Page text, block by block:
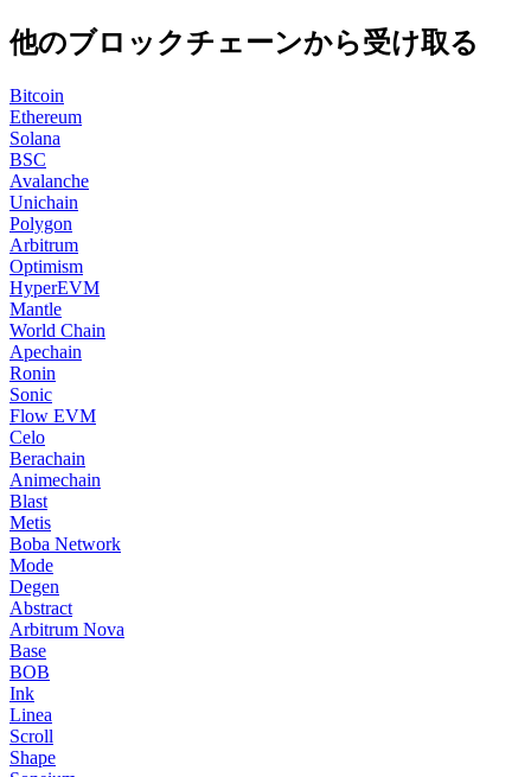
他のブロックチェーンから受け取る
Bitcoin
Ethereum
Solana
BSC
Avalanche
Unichain
Polygon
Arbitrum
Optimism
HyperEVM
Mantle
World Chain
Apechain
Ronin
Sonic
Flow EVM
Celo
Berachain
Animechain
Blast
Metis
Boba Network
Mode
Degen
Abstract
Arbitrum Nova
Base
BOB
Ink
Linea
Scroll
Shape